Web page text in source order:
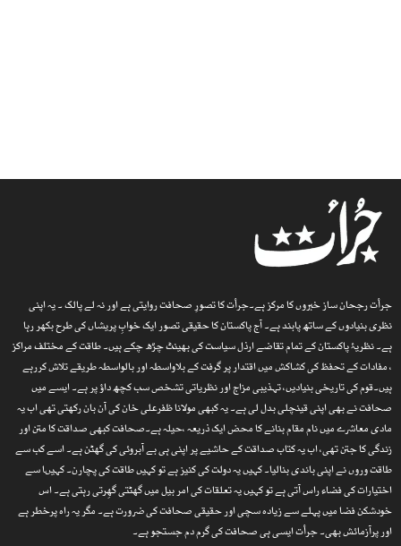
جرأت رجحان ساز خبروں کا مرکز ہے۔جرأت کا تصورِ صحافت روایتی ہے اور نہ لے پالک ۔ یہ اپنی
نظری بنیادوں کے ساتھ پابند ہے۔ آج پاکستان کا حقیقی تصور ایک خوابِ پریشاں کی طرح بکھر رہا
ہے۔ نظریۂ پاکستان کے تمام تقاضے ارذل سیاست کی بھینٹ چڑھ چکے ہیں۔ طاقت کے مختلف مراکز
، مفادات کے تحفظ کی کشاکش میں اقتدار پر گرفت کے بلاواسطہ اور بالواسطہ طریقے تلاش کررہے
ہیں۔قوم کی تاریخی بنیادیں، تہذیبی مزاج اور نظریاتی تشخص سب کچھ داؤ پر ہے۔ ایسے میں
صحافت نے بھی اپنی قینچلی بدل لی ہے۔ یہ کبھی مولانا ظفرعلی خان کی آن بان رکھتی تھی اب یہ
مادی معاشرے میں نام مقام بنانے کا محض ایک ذریعہ ،حیلہ ہے۔صحافت کبھی صداقت کا متن اور
زندگی کا جتن تھی، اب یہ کتاب صداقت کے حاشیے پر اپنی ہی بے آبروئی کی گھٹن ہے۔ اسے کب سے
طاقت وروں نے اپنی باندی بنالیا۔ کہیں یہ دولت کی کنیز ہے تو کہیں طاقت کی پچارن۔ کہیںا سے
اختیارات کی فضاء راس آتی ہے تو کہیں یہ تعلقات کی امر بیل میں گھٹتی گھِرتی رہتی ہے۔ اس
خودشکن فضا میں پہلے سے زیادہ سچی اور حقیقی صحافت کی ضرورت ہے۔ مگر یہ راہ پرخطر ہے
اور پرآزمائش بھی۔ جرأت ایسی ہی صحافت کی گرم دم جستجو ہے۔